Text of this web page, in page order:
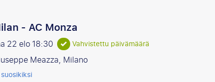
- AC Monza
22 elo18:30 Vahvistettu päivämäärä
Meazza, Milano